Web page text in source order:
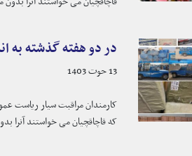
در دو هفته گذشته به
13 حوت 1403
کارمندان مراقبت سیار ریاست
که قاچاقچیان می خواستند آنرا